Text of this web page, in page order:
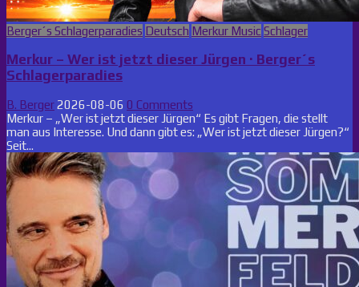
Posted
Berger´s Schlagerparadies Deutsch Merkur Music Schlager
Merkur – Wer ist jetzt dieser Jürgen · Berger´s
Schlagerparadies
B. Berger2026-08-06 0 Comments
Merkur – „Wer ist jetzt dieser Jürgen“ Es gibt Fragen, die stellt
man aus Interesse. Und dann gibt es: „Wer ist jetzt dieser Jürgen?“
Seit...